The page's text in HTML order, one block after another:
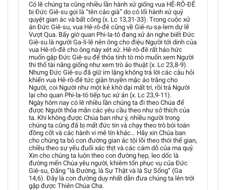
Có lẽ chúng ta cũng nhiều lần hành xử giống vua HÊ-RÔ-ĐÊ
bị Đức Giê-su gọi là “tên cáo già” do có lối hành xử quỷ
quyệt gian ác và bất công (x. Lc 13,31-33). Trong cuộc xử
án Đức Giê-su, vua Hê-rô-đê cũng về Giê-ru-sa-lem dự lễ
Vượt Qua. Bấy giờ quan Phi-la-tô đang xử án nghe biết Đức
Giê-su là người Ga-li-lê nên ông cho điệu Người tới dinh của
vua Hê-rô-đê cho ông này xét xử. Hê-rô-đê rất háo hức
muốn gặp Đức Giê-su để thỏa tính tò mò muốn xem Người
thi thố tài năng giống như xem trò ảo thuật (x. Lc 23,8-9).
Nhưng Đức Giê-su đã giữ im lặng không trả lời các câu hỏi
khiến vua Hê-rô-đê tức giận truyền mặc áo trắng cho
Người, coi Người như một kẻ khờ dại mất trí, rồi trả Người
lại cho quan Phi-la-tô tiếp tục xử án (x. Lc 23,9-11).
Ngày hôm nay có lẽ nhiều lần chúng ta đi theo Chúa để
được Người thỏa mãn các yêu cầu theo như sở thích của
ta. Khi không được Chúa ban như ý, nhiều người trong
chúng ta cũng đã bị mất đức tin và chạy theo trò bói toán
đồng cốt và các hành vi mê tín khác… Hãy xin Chúa ban
cho chúng ta bỏ con đường gian ác tội lỗi theo thói thế gian,
chiều theo sự yếu đuối xác thịt và các cám dỗ của ma quỷ.
Xin cho chúng ta luôn theo con đường hẹp, leo dốc là
đường mến Chúa yêu người, khiêm tốn phục vụ của Đức
Giê-su, Đấng “là Đường, là Sự Thật và là Sự Sống” (Ga
14,6). Đây là con đường duy nhất dẫn đưa chúng ta lên trời
gặp được Thiên Chúa Cha.